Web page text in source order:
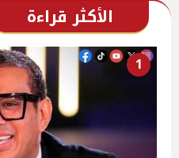
الأكثر قراءة
1